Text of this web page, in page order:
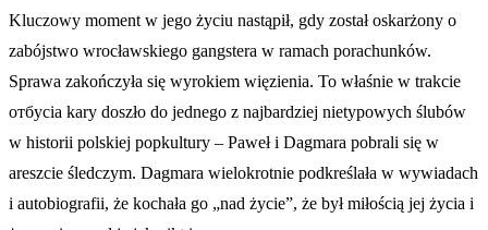
Kluczowy moment w jego życiu nastąpił, gdy został oskarżony o
zabójstwo wrocławskiego gangstera w ramach porachunków.
Sprawa zakończyła się wyrokiem więzienia. To właśnie w trakcie
отбycia kary doszło do jednego z najbardziej nietypowych ślubów
w historii polskiej popkultury – Paweł i Dagmara pobrali się w
areszcie śledczym. Dagmara wielokrotnie podkreślała w wywiadach
i autobiografii, że kochała go „nad życie”, że był miłością jej życia i